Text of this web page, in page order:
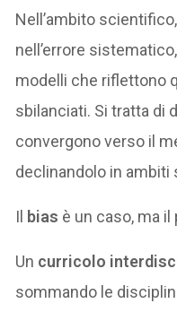
Nell’ambito
nell’errore
modelli che riflettono
sbilanciati. Si tratta di
convergono verso il
declinandolo in ambiti
Il bias è un caso, ma
Un curricolo
sommando le